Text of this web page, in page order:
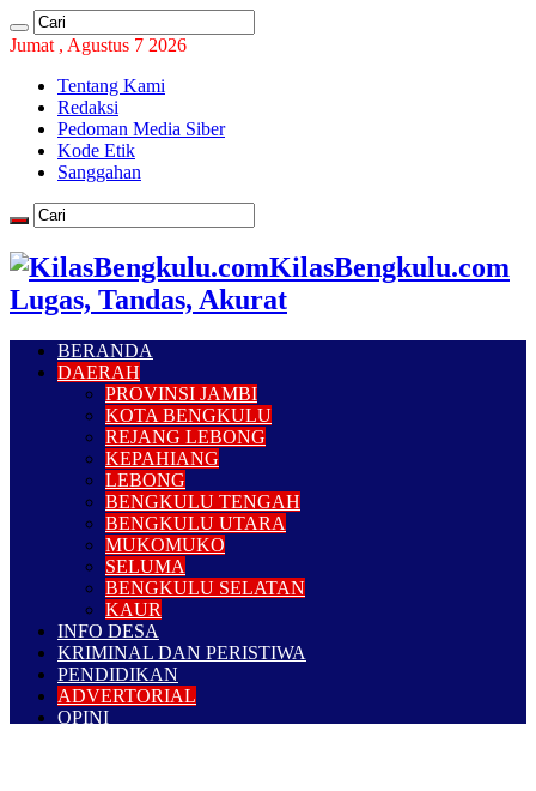
Jumat , Agustus 7 2026
Tentang Kami
Redaksi
Pedoman Media Siber
Kode Etik
Sanggahan
KilasBengkulu.com
Lugas, Tandas, Akurat
BERANDA
DAERAH
PROVINSI JAMBI
KOTA BENGKULU
REJANG LEBONG
KEPAHIANG
LEBONG
BENGKULU TENGAH
BENGKULU UTARA
MUKOMUKO
SELUMA
BENGKULU SELATAN
KAUR
INFO DESA
KRIMINAL DAN PERISTIWA
PENDIDIKAN
ADVERTORIAL
OPINI